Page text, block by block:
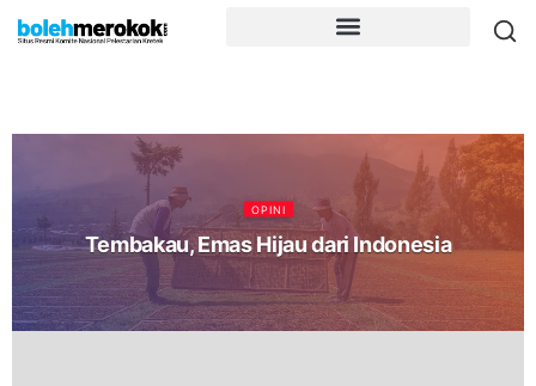
OPINI
Tembakau, Emas Hijau dari Indonesia